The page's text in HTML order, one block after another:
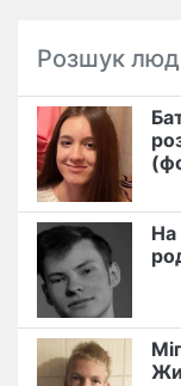
Розшук
На